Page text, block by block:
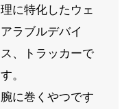
理に特化したウェ
アラブルデバイ
ス、トラッカーで
す。
腕に巻くやつです